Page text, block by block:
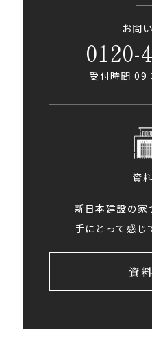
お問
0120-
受付時間 09
資
新日本建設の家
手にとって感じ
資